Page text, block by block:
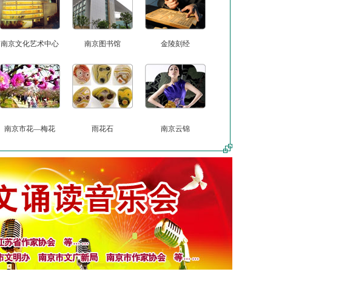
南京文化艺术中心 南京图书馆 金陵刻经
南京市花—梅花 雨花石 南京云锦